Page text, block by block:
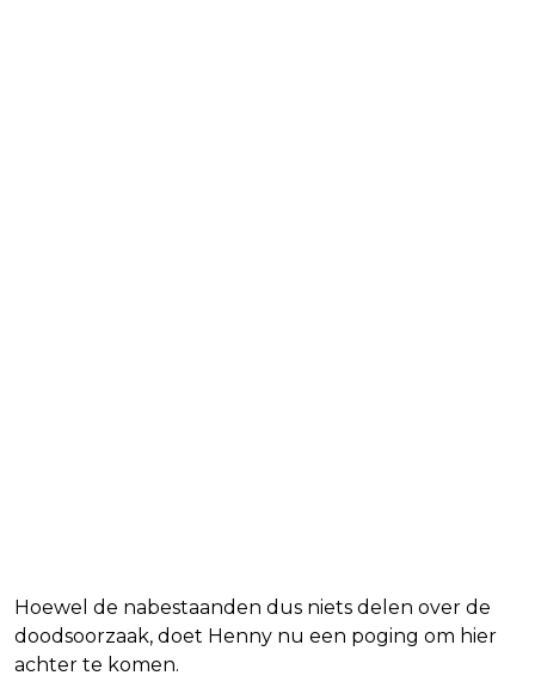
Hoewel de nabestaanden dus niets delen over de
doodsoorzaak, doet Henny nu een poging om hier
achter te komen.